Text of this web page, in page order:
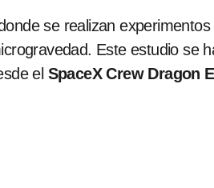
se realizan
Este estudio se
el SpaceX Crew Dragon